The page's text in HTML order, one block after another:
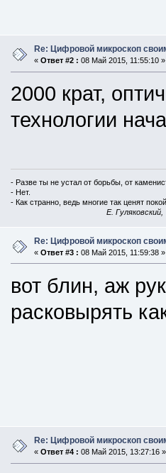
Re: Цифровой микроскоп
« Ответ #2 : 08 Май 2015, 11:55:10 »
2000 крат,
технологии
- Разве ты не устал от борьбы, от
- Нет.
- Как странно, ведь многие так ценят
E.
Re: Цифровой микроскоп
« Ответ #3 : 08 Май 2015, 11:59:38 »
вот блин, аж
расковырять
Re: Цифровой микроскоп
« Ответ #4 : 08 Май 2015, 13:27:16 »